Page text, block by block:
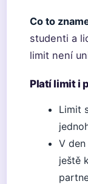
Co to
studenti a
limit není
Platí limit i
Limit
V
ještě